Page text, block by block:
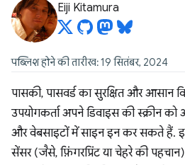
Eiji Kitamura
पब्लिश होने की तारीख: 19 सितंबर, 2024
पासकी, पासवर्ड का सुरक्षित और आसान
उपयोगकर्ता अपने डिवाइस की स्क्रीन
और वेबसाइटों में साइन इन कर सकते हैं.
सेंसर (जैसे, फ़िंगरप्रिंट या चेहरे की